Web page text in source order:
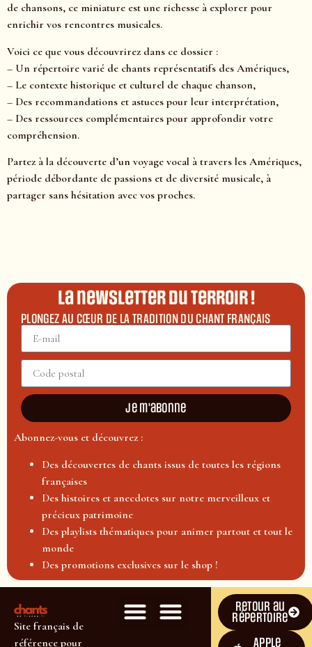
de chansons, ce miniature est une richesse à explorer pour
enrichir vos rencontres musicales.
Voici ce que vous découvrirez dans ce dossier :
– Un répertoire varié de chants représentatifs des Amériques,
– Le contexte historique et culturel de chaque chanson,
– Des recommandations et astuces pour leur interprétation,
– Des ressources complémentaires pour approfondir votre
compréhension.
Partez à la découverte d’un voyage vocal à travers les Amériques,
période débordante de passions et de diversité musicale, à
partager sans hésitation avec vos proches.
La newsletter du terroir !
PLONGEZ AU CŒUR DE LA TRADITION DU CHANT FRANÇAIS
Je m'abonne
Abonnez-vous et découvrez :
Des découvertes de chants issus de toutes les régions
françaises
Des histoires et anecdotes sur notre merveilleux et
précieux patrimoine
Des playlists thématiques pour animer partout et tout le
monde
Des promotions exclusives sur le shop !
Site français de
référence pour
Retour au
répertoire
Apple